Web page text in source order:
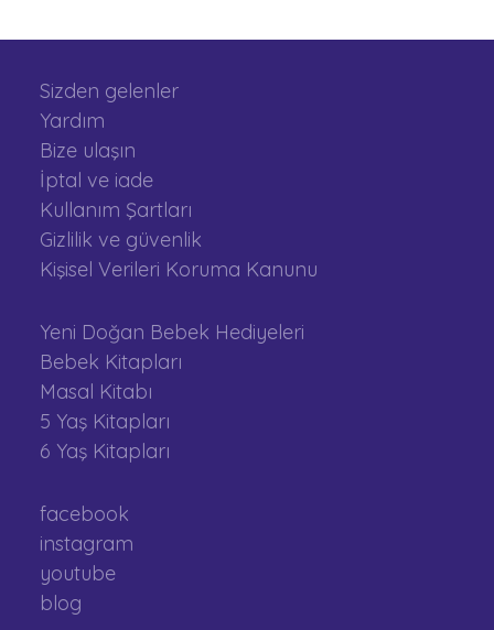
Sizden gelenler
Yardım
Bize ulaşın
İptal ve iade
Kullanım Şartları
Gizlilik ve güvenlik
Kişisel Verileri Koruma Kanunu
Yeni Doğan Bebek Hediyeleri
Bebek Kitapları
Masal Kitabı
5 Yaş Kitapları
6 Yaş Kitapları
facebook
instagram
youtube
blog